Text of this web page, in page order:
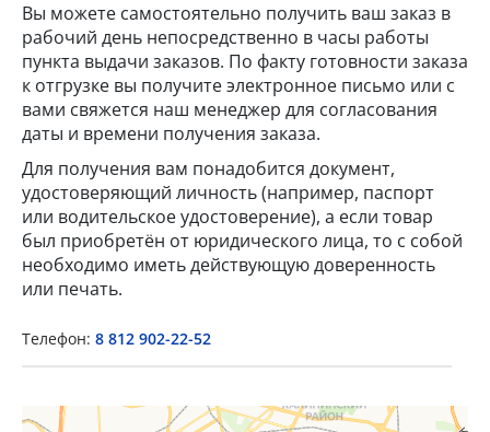
Вы можете самостоятельно получить ваш заказ в
рабочий день непосредственно в часы работы
пункта выдачи заказов. По факту готовности заказа
к отгрузке вы получите электронное письмо или с
вами свяжется наш менеджер для согласования
даты и времени получения заказа.
Для получения вам понадобится документ,
удостоверяющий личность (например, паспорт
или водительское удостоверение), а если товар
был приобретён от юридического лица, то с собой
необходимо иметь действующую доверенность
или печать.
Телефон: 8 812 902-22-52
Popup Title
×
Popup Content